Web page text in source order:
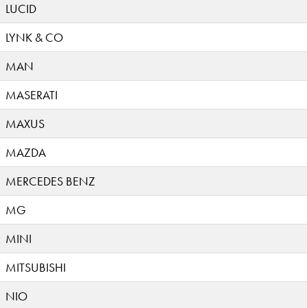
LUCID
LYNK & CO
MAN
MASERATI
MAXUS
MAZDA
MERCEDES BENZ
MG
MINI
MITSUBISHI
NIO